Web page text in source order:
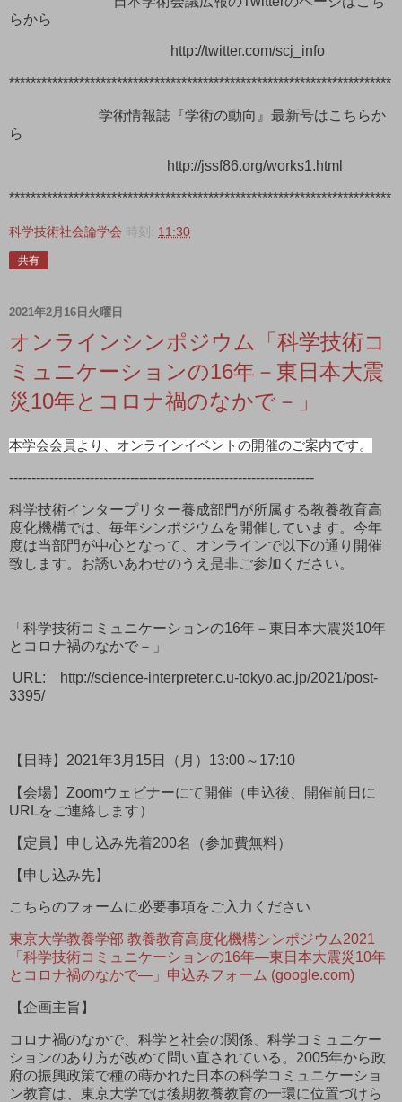
らから
http://twitter.com/scj_info
***********************************************************************
学術情報誌『学術の動向』最新号はこちらか
ら
http://jssf86.org/works1.html
***********************************************************************
科学技術社会論学会 時刻: 11:30
共有
2021年2月16日火曜日
オンラインシンポジウム「科学技術コ
ミュニケーションの16年－東日本大震
災10年とコロナ禍のなかで－」
本学会会員より、オンラインイベントの開催のご案内です。
--------------------------------------------------------------------
科学技術インタープリター養成部門が所属する教養教育高
度化機構では、毎年シンポジウムを開催しています。今年
度は当部門が中心となって、オンラインで以下の通り開催
致します。お誘いあわせのうえ是非ご参加ください。
「科学技術コミュニケーションの16年－東日本大震災10年
とコロナ禍のなかで－」
URL: http://science-interpreter.c.u-tokyo.ac.jp/2021/post-
3395/
【日時】2021年3月15日（月）13:00～17:10
【会場】Zoomウェビナーにて開催（申込後、開催前日に
URLをご連絡します）
【定員】申し込み先着200名（参加費無料）
【申し込み先】
こちらのフォームに必要事項をご入力ください
東京大学教養学部 教養教育高度化機構シンポジウム2021
「科学技術コミュニケーションの16年―東日本大震災10年
とコロナ禍のなかで―」申込みフォーム (google.com)
【企画主旨】
コロナ禍のなかで、科学と社会の関係、科学コミュニケー
ションのあり方が改めて問い直されている。2005年から政
府の振興政策で種の蒔かれた日本の科学コミュニケーショ
ン教育は、東京大学では後期教養教育の一環に位置づけら